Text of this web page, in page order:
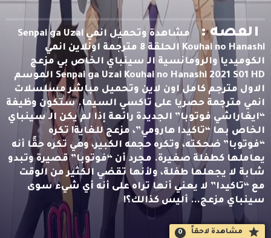
القصه :
مشاهدة وتحميل انمي Senpai ga Uzai
Kouhai no Hanashi الحلقة 8 مترجمة اونلاين انمي
الكوميديا والرومانسية الـ سينباي الخاص بي مزعج
Senpai ga Uzai Kouhai no Hanashi 2021 S01 HD الموسم
الاول مترجم كامل اون لاين وتحميل مباشر مسلسلات
انمي مترجمة حصريا على تاكسي السيما. ستكون وظيفة
“ايغاراشي فوتوبا” الجديدة رائعة إذا لم يكن الـ سينباي
الخاص بها “تاكيدا هارومي”، مزعج للغاية! تكره
“فوتوبا” ضحكته، وتكره حجمه الكبير، وهي تكره حقًا أنه
يعاملها كطفلة صغيرة. مجرد أن “فوتوبا” قصيرة وتبدو
شابة لا يجعلها طفلة، ولأنها تقضي الكثير من الوقت
مع “تاكيدا” لا يعني أنها تراه على أنه أي شيء سوى
سينباي مزعج… أليس كذالك؟!
مشاهدة لاحقاََ 0